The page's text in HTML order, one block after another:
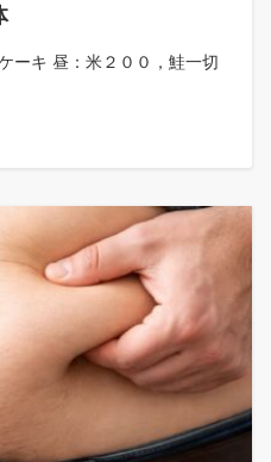
キ 昼：米２００，鮭一切